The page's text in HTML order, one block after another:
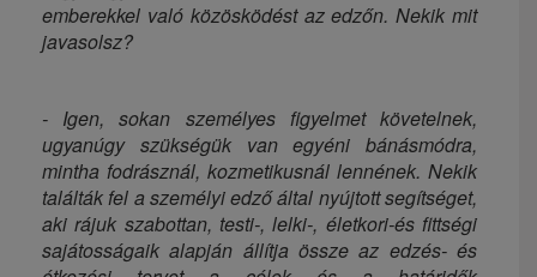
emberekkel való közösködést az edzőn. Nekik mit
javasolsz?
- Igen, sokan személyes figyelmet követelnek,
ugyanúgy szükségük van egyéni bánásmódra,
mintha fodrásznál, kozmetikusnál lennének. Nekik
találták fel a személyi edző által nyújtott segítséget,
aki rájuk szabottan, testi-, lelki-, életkori-és fittségi
sajátosságaik alapján állítja össze az edzés- és